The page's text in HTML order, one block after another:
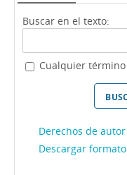
Buscar en el texto:
Cualquier término
Derechos de autor
Descargar formato